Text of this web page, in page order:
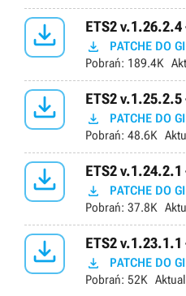
 ETS2
 PATCHE DO
Pobrań: 189.4K
 ETS2
 PATCHE DO
Pobrań: 48.6K
 ETS2
 PATCHE DO
Pobrań: 37.8K
 ETS2 v.1.23.1.1
 PATCHE DO
Pobrań: 52K